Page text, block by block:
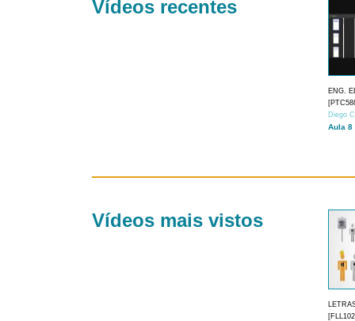
Vídeos recentes
ENG.
Diego
Aula 8
Vídeos mais vistos